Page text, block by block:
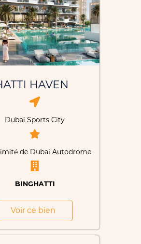
HAVEN
Dubai Sports City
de Dubai Autodrome
BINGHATTI
Voir ce bien